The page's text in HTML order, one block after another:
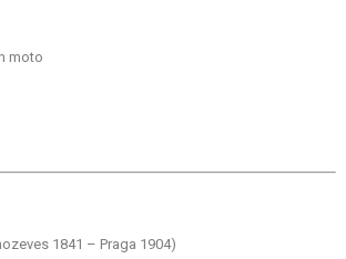
moto
1841 – Praga 1904)